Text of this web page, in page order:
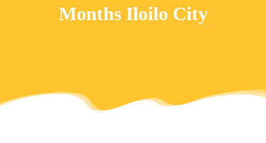
Months Iloilo City